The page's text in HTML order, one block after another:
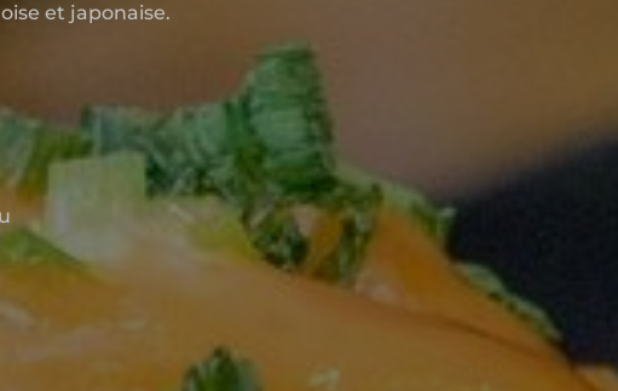
et japonaise.